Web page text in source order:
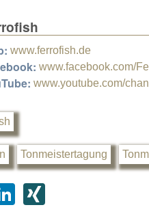
www.ferrofish.de
www.facebook.com/
www.youtube.com/
Tonmeistertagung
Li